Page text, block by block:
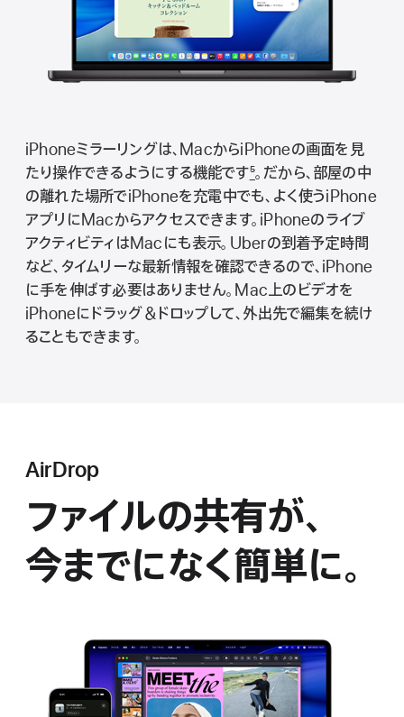
iPhone ミ ラ ー リ ン グは、MacからiPhoneの画面を見
たり操作できるようにする機能で す5。だから、部屋の中
の離れた場所でiPhoneを充電中でも、よく使うiPhone
アプリにMacからアクセスできます。iPhoneのライブ
アクティビティはMacにも表示。Uberの到着予定時間
など、タイムリーな最新情報を確認できるので、iPhone
に手を伸ばす必要はありません。Mac上のビデオを
iPhoneにドラッグ＆ドロップして、外出先で編集を続け
ることもできま す 。
AirDrop
ファイルの共有が、
今までになく簡単に。